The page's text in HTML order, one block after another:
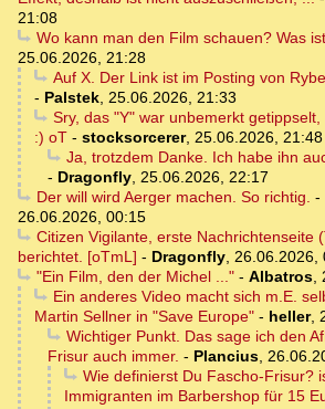
21:08
Wo kann man den Film schauen? Was
25.06.2026, 21:28
Auf X. Der Link ist im Posting von
- Palstek, 25.06.2026, 21:33
Sry, das "Y" war unbemerkt
:) oT - stocksorcerer, 25.06.2026, 21:48
Ja, trotzdem Danke. Ich habe ihn
- Dragonfly, 25.06.2026, 22:17
Der will wird Aerger machen. So richtig. -
26.06.2026, 00:15
Citizen Vigilante, erste Nachrichtenseite
berichtet. [oTmL] - Dragonfly, 26.06.2026,
"Ein Film, den der Michel ..."- Albatros,
Ein anderes Video macht sich m.E.
Martin Sellner in "Save Europe" - heller,
Wichtiger Punkt. Das sage ich den
Frisur auch immer. - Plancius,
Wie definierst Du Fascho-Frisur?
Immigranten im Barbershop für 15